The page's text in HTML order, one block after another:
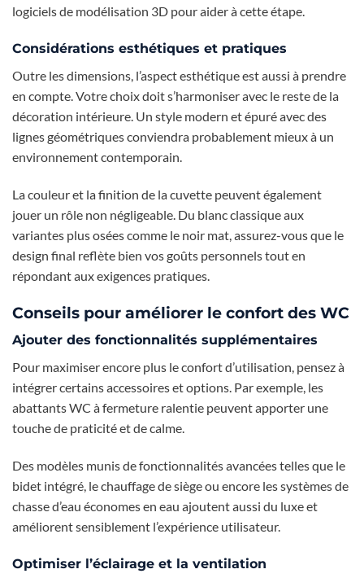
logiciels de modélisation 3D pour aider à cette étape.
Considérations esthétiques et pratiques
Outre les dimensions, l’aspect esthétique est aussi à prendre
en compte. Votre choix doit s’harmoniser avec le reste de la
décoration intérieure. Un style modern et épuré avec des
lignes géométriques conviendra probablement mieux à un
environnement contemporain.
La couleur et la finition de la cuvette peuvent également
jouer un rôle non négligeable. Du blanc classique aux
variantes plus osées comme le noir mat, assurez-vous que le
design final reflète bien vos goûts personnels tout en
répondant aux exigences pratiques.
Conseils pour améliorer le confort des WC
Ajouter des fonctionnalités supplémentaires
Pour maximiser encore plus le confort d’utilisation, pensez à
intégrer certains accessoires et options. Par exemple, les
abattants WC à fermeture ralentie peuvent apporter une
touche de praticité et de calme.
Des modèles munis de fonctionnalités avancées telles que le
bidet intégré, le chauffage de siège ou encore les systèmes de
chasse d’eau économes en eau ajoutent aussi du luxe et
améliorent sensiblement l’expérience utilisateur.
Optimiser l’éclairage et la ventilation